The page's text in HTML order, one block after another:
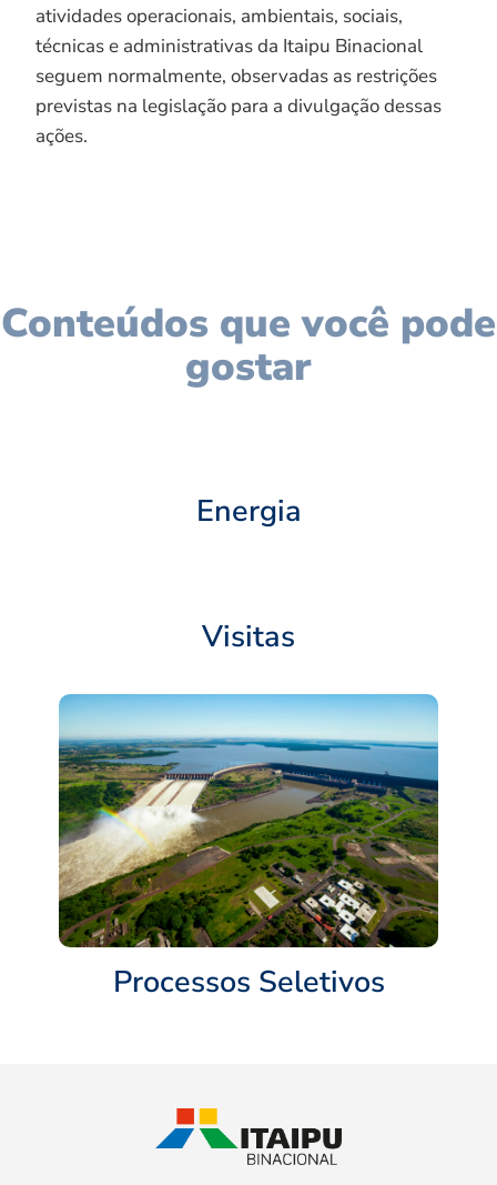
atividades operacionais, ambientais, sociais,
técnicas e administrativas da Itaipu Binacional
seguem normalmente, observadas as restrições
previstas na legislação para a divulgação dessas
ações.
Conteúdos que você pode
gostar
Energia
Visitas
Processos Seletivos